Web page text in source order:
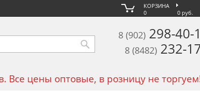
КОРЗИНА
0
0 руб.
8 (902) 298-40-
8 (8482) 232-
цены оптовые, в розницу не